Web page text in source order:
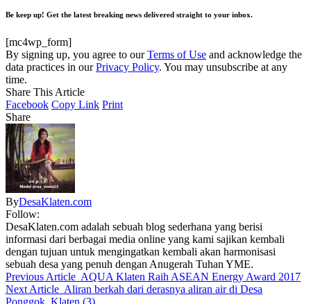
Be keep up! Get the latest breaking news delivered straight to your inbox.
[mc4wp_form]
By signing up, you agree to ourTerms of Use and acknowledge the
data practices in ourPrivacy Policy. You may unsubscribe at any
time.
Share This Article
Facebook Copy Link Print
Share
ByDesaKlaten.com
Follow:
DesaKlaten.com adalah sebuah blog sederhana yang berisi
informasi dari berbagai media online yang kami sajikan kembali
dengan tujuan untuk mengingatkan kembali akan harmonisasi
sebuah desa yang penuh dengan Anugerah Tuhan YME.
Previous Article AQUA Klaten Raih ASEAN Energy Award 2017
Next Article Aliran berkah dari derasnya aliran air di Desa
Ponggok, Klaten (3)